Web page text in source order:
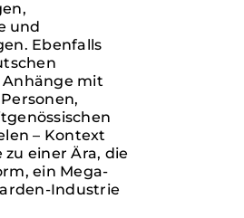
und
Ebenfalls
mit
– Kontext
einer Ära, die
ein Mega-
Industrie